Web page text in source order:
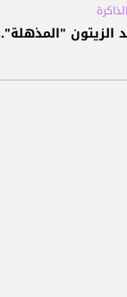
الذاكرة